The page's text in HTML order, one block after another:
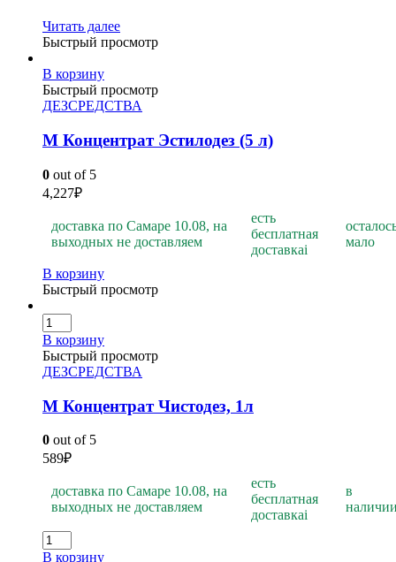
Читать далее
Быстрый просмотр
В корзину
Быстрый просмотр
ДЕЗСРЕДСТВА
М Концентрат Эстилодез (5 л)
0 out of 5
4,227₽
доставка по Самаре 10.08, на
выходных не доставляем
есть
бесплатная
доставкаi
мало
В корзину
Быстрый просмотр
В корзину
Быстрый просмотр
ДЕЗСРЕДСТВА
М Концентрат Чистодез, 1л
0 out of 5
589₽
доставка по Самаре 10.08, на
выходных не доставляем
есть
бесплатная
доставкаi
в
В корзину